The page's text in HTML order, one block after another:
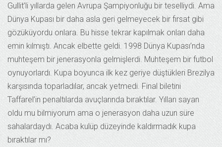
Gullit’li yıllarda gelen Avrupa Şampiyonluğu bir teselliydi. Ama
Dünya Kupası bir daha asla geri gelmeyecek bir fırsat gibi
gözüküyordu onlara. Bu hisse tekrar kapılmak onları daha
emin kılmıştı. Ancak elbette geldi. 1998 Dünya Kupası’nda
muhteşem bir jenerasyonla gelmişlerdi. Muhteşem bir futbol
oynuyorlardı. Kupa boyunca ilk kez geriye düştükleri Brezilya
karşısında toparladılar, ancak yetmedi. Final biletini
Taffarel’in penaltılarda avuçlarında bıraktılar. Yılları sayan
oldu mu bilmiyorum ama o jenerasyon daha uzun süre
sahalardaydı. Acaba kulüp düzeyinde kaldırmadık kupa
bıraktılar mı?